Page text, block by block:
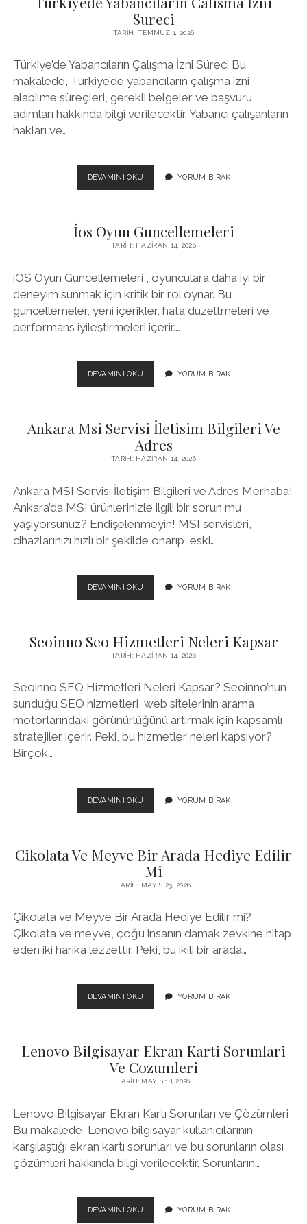
Sureci
TARIH: TEMMUZ 1, 2026
Türkiye’de Yabancıların Çalışma İzni Süreci Bu
makalede, Türkiye’de yabancıların çalışma izni
alabilme süreçleri, gerekli belgeler ve başvuru
adımları hakkında bilgi verilecektir. Yabancı çalışanların
hakları ve…
DEVAMINI OKU TURKIYEDE
YABANCILARIN
SURECI
YORUM BIRAK
İos Oyun Guncellemeleri
TARIH: HAZIRAN 14, 2026
iOS Oyun Güncellemeleri , oyunculara daha iyi bir
deneyim sunmak için kritik bir rol oynar. Bu
güncellemeler, yeni içerikler, hata düzeltmeleri ve
performans iyileştirmeleri içerir.…
DEVAMINI OKU
OYUN
YORUM BIRAK
Ankara Msi Servisi İletisim Bilgileri Ve
Adres
TARIH: HAZIRAN 14, 2026
Ankara MSI Servisi İletişim Bilgileri ve Adres Merhaba!
Ankara’da MSI ürünlerinizle ilgili bir sorun mu
yaşıyorsunuz? Endişelenmeyin! MSI servisleri,
cihazlarınızı hızlı bir şekilde onarıp, eski…
DEVAMINI OKU ANKARA
MSI
BILGILERI
VE
YORUM BIRAK
Seoinno Seo Hizmetleri Neleri Kapsar
TARIH: HAZIRAN 14, 2026
Seoinno SEO Hizmetleri Neleri Kapsar? Seoinno’nun
sunduğu SEO hizmetleri, web sitelerinin arama
motorlarındaki görünürlüğünü artırmak için kapsamlı
stratejiler içerir. Peki, bu hizmetler neleri kapsıyor?
Birçok…
DEVAMINI OKU SEOINNO
SEO
KAPSAR
YORUM BIRAK
Cikolata Ve Meyve Bir Arada Hediye Edilir
Mi
TARIH: MAYIS 23, 2026
Çikolata ve Meyve Bir Arada Hediye Edilir mi?
Çikolata ve meyve, çoğu insanın damak zevkine hitap
eden iki harika lezzettir. Peki, bu ikili bir arada…
DEVAMINI OKU CIKOLATA
VE
ARADA
EDILIR
YORUM BIRAK
Lenovo Bilgisayar Ekran Karti Sorunlari
Ve Cozumleri
TARIH: MAYIS 18, 2026
Lenovo Bilgisayar Ekran Kartı Sorunları ve Çözümleri
Bu makalede, Lenovo bilgisayar kullanıcılarının
karşılaştığı ekran kartı sorunları ve bu sorunların olası
çözümleri hakkında bilgi verilecektir. Sorunların…
DEVAMINI OKU LENOVO
BILGISAYAR
YORUM BIRAK